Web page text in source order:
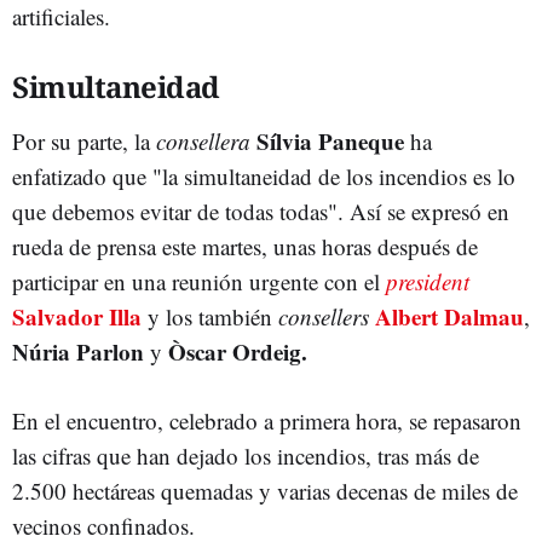
artificiales.
Simultaneidad
Por su parte, laconsellera Sílvia Paneque ha
enfatizado que "la simultaneidad de los incendios es lo
que debemos evitar de todas todas". Así se expresó en
rueda de prensa este martes, unas horas después de
participar en una reunión urgente con el president
Salvador Illa y los también consellers Albert Dalmau,
Núria Parlon y Òscar Ordeig.
En el encuentro, celebrado a primera hora, se repasaron
las cifras que han dejado los incendios, tras más de
2.500 hectáreas quemadas y varias decenas de miles de
vecinos confinados.